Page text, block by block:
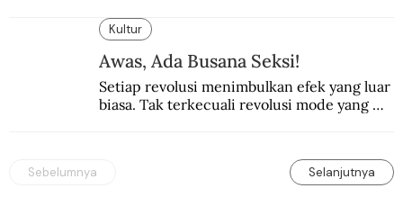
Kultur
Awas, Ada Busana Seksi!
Setiap revolusi menimbulkan efek yang luar
biasa. Tak terkecuali revolusi mode yang
Sebelumnya Selanjutnya